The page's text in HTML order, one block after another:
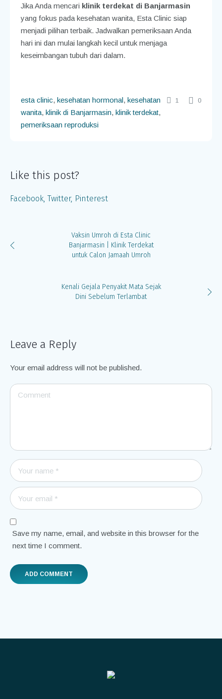
Jika Anda mencari klinik terdekat di Banjarmasin
yang fokus pada kesehatan wanita, Esta Clinic siap
menjadi pilihan terbaik. Jadwalkan pemeriksaan Anda
hari ini dan mulai langkah kecil untuk menjaga
keseimbangan tubuh dari dalam.
esta clinic, kesehatan hormonal, kesehatan
wanita, klinik di Banjarmasin, klinik terdekat,
pemeriksaan reproduksi
1 0
Like this post?
Facebook Twitter Pinterest
Vaksin Umroh di Esta Clinic
Banjarmasin | Klinik Terdekat
untuk Calon Jamaah Umroh
Kenali Gejala Penyakit Mata Sejak
Dini Sebelum Terlambat
Leave a Reply
Your email address will not be published.
Save my name, email, and website in this browser for the
next time I comment.